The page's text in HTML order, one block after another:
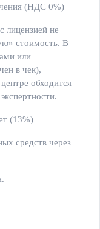
(НДС 0%)
лицензией не
стоимость. В
или
в чек),
обходится
(13%)
средств через